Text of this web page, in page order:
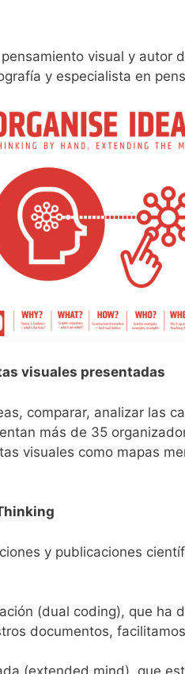
visual y autor
y especialista en
visuales presentadas
comparar, analizar las
más de 35
visuales como mapas
y publicaciones
(dual coding), que ha
documentos,